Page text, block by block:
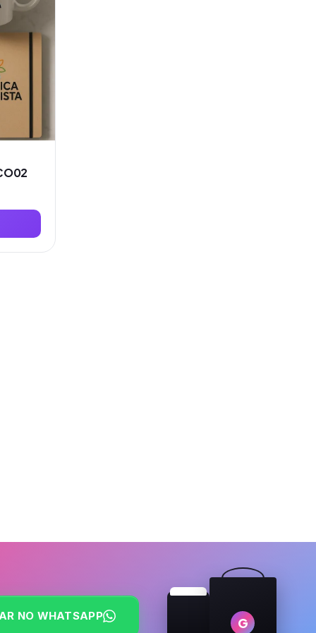
NO WHATSAPP G